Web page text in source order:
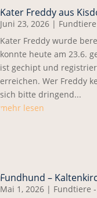
Kater Freddy aus
Juni 23, 2026 |
Kater Freddy wurde
konnte heute am 23.6.
ist gechipt und
erreichen. Wer Freddy
sich bitte dringend...
mehr lesen
Fundhund –
Mai 1, 2026 | Fundtiere